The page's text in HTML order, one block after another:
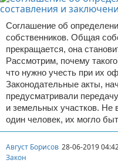
Соглашение об
собственников. Общая
прекращается, она
Рассмотрим, почему
что нужно учесть при их
Законодательные акты,
предусматривали
и земельных участков. Не
один человек, их могло
Август Борисов 28-06-2019
Закон